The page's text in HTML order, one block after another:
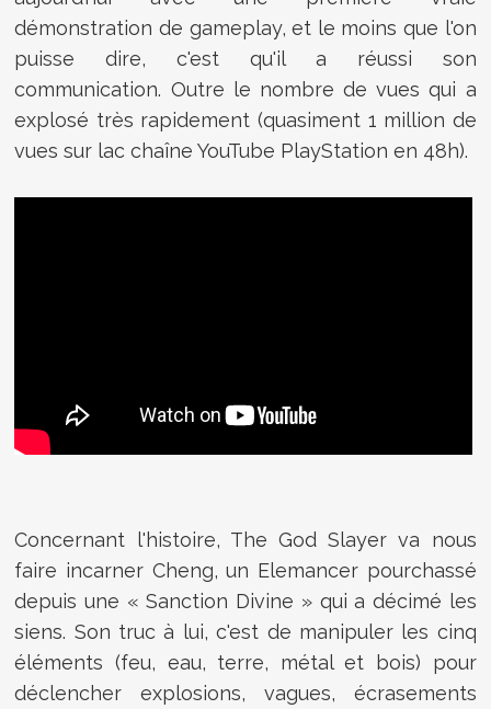
démonstration de gameplay, et le moins que l'on
puisse dire, c'est qu'il a réussi son
communication. Outre le nombre de vues qui a
explosé très rapidement (quasiment 1 million de
vues sur lac chaîne YouTube PlayStation en 48h).
Concernant l'histoire, The God Slayer va nous
faire incarner Cheng, un Elemancer pourchassé
depuis une « Sanction Divine » qui a décimé les
siens. Son truc à lui, c'est de manipuler les cinq
éléments (feu, eau, terre, métal et bois) pour
déclencher explosions, vagues, écrasements